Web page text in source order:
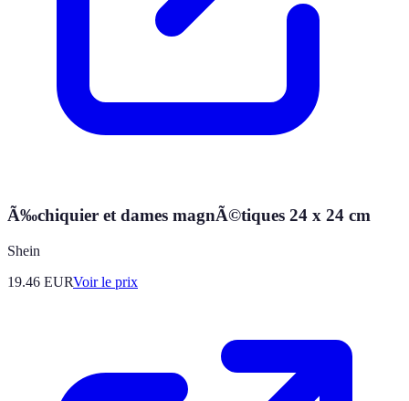
Ã‰chiquier et dames magnÃ©tiques 24 x 24 cm
Shein
19.46 EURVoir le prix